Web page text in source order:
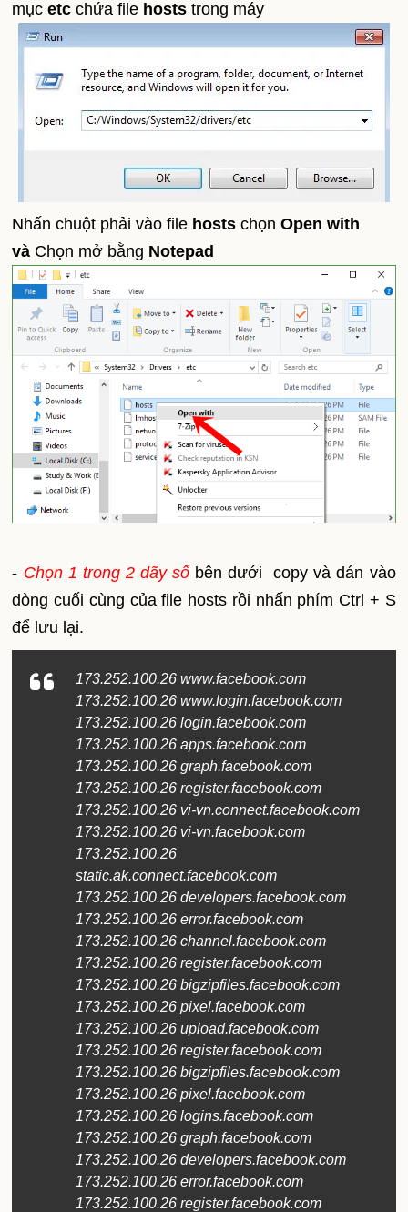
mụcetc chứa file hosts trong máy
Nhấn chuột phải vào file hosts chọnOpen with
và Chọn mở bằng Notepad
- Chọn 1 trong 2 dãy sốbên dưới copy và dán vào
dòng cuối cùng của file hosts rồi nhấn phím Ctrl + S
để lưu lại.
173.252.100.26 www.facebook.com
173.252.100.26 www.login.facebook.com
173.252.100.26 login.facebook.com
173.252.100.26 apps.facebook.com
173.252.100.26 graph.facebook.com
173.252.100.26 register.facebook.com
173.252.100.26 vi-vn.connect.facebook.com
173.252.100.26 vi-vn.facebook.com
173.252.100.26
static.ak.connect.facebook.com
173.252.100.26 developers.facebook.com
173.252.100.26 error.facebook.com
173.252.100.26 channel.facebook.com
173.252.100.26 register.facebook.com
173.252.100.26 bigzipfiles.facebook.com
173.252.100.26 pixel.facebook.com
173.252.100.26 upload.facebook.com
173.252.100.26 register.facebook.com
173.252.100.26 bigzipfiles.facebook.com
173.252.100.26 pixel.facebook.com
173.252.100.26 logins.facebook.com
173.252.100.26 graph.facebook.com
173.252.100.26 developers.facebook.com
173.252.100.26 error.facebook.com
173.252.100.26 register.facebook.com